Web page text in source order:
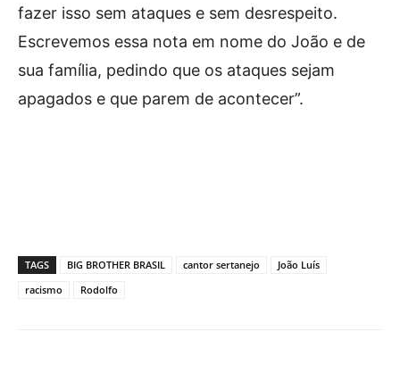
fazer isso sem ataques e sem desrespeito.
Escrevemos essa nota em nome do João e de
sua família, pedindo que os ataques sejam
apagados e que parem de acontecer”.
TAGS BIG BROTHER BRASIL cantor sertanejo
João Luís
racismo
Rodolfo